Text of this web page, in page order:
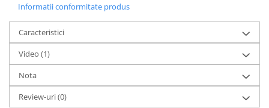
Informatii conformitate produs
Caracteristici
Video (1)
Nota
Review-uri(0)